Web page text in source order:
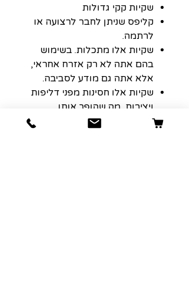
שקיות קקי גדולות
קליפס שניתן לחבר לרצועה או
לרתמה.
שקיות אלו מתכלות. בשימוש
בהם אתה לא רק אזרח אחראי,
אלא אתה גם מודע לסביבה.
שקיות אלו חסינות מפני דליפות
ויציבות, מה שהופך אותן
למתאימים לחיות מחמד בכל